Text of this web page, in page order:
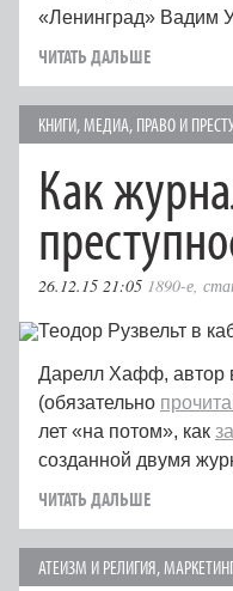
«Ленинград» Вадим
ЧИТАТЬ ДАЛЬШЕ
КНИГИ, МЕДИА, ПРАВО И
Как
26.12.15 21:05 1890-е
Дарелл Хафф, автор
(обязательно
лет «на потом», как
созданной двумя
ЧИТАТЬ ДАЛЬШЕ
АТЕИЗМ И РЕЛИГИЯ, МАРКЕТИНГ